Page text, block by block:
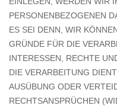
PERSONENBEZOGENEN
ES SEI DENN, WIR
GRÜNDE FÜR DIE
INTERESSEN, RECHTE
DIE VERARBEITUNG
AUSÜBUNG ODER
RECHTSANSPRÜCHEN